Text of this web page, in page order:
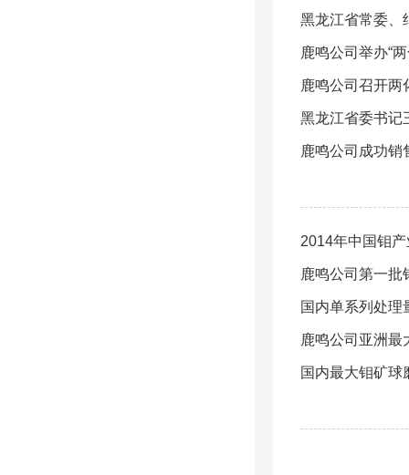
黑龙江省常委、
鹿鸣公司举办“
鹿鸣公司召开两
黑龙江省委书记
鹿鸣公司成功销
2014年中国钼
鹿鸣公司第一批
国内单系列处理
鹿鸣公司亚洲最
国内最大钼矿球